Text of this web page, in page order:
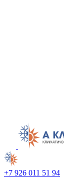
+7 926 011 51 94